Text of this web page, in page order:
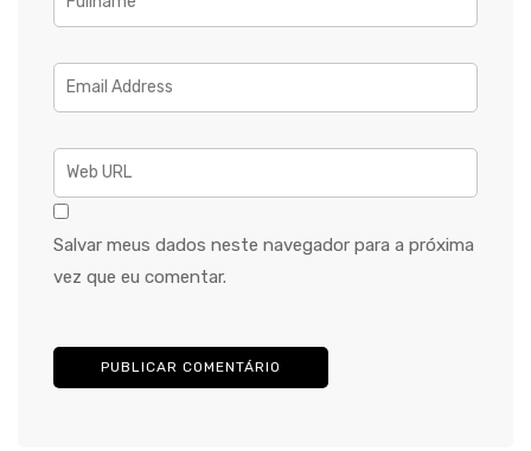
Salvar meus dados neste navegador para a próxima
vez que eu comentar.